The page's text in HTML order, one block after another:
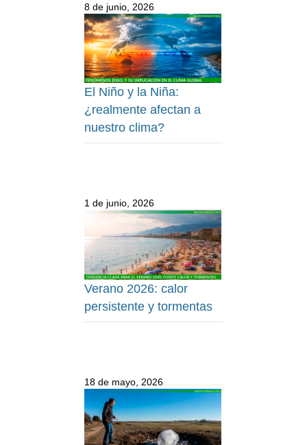
8 de junio, 2026
El Niño y la Niña:
¿realmente afectan a
nuestro clima?
1 de junio, 2026
Verano 2026: calor
persistente y tormentas
18 de mayo, 2026